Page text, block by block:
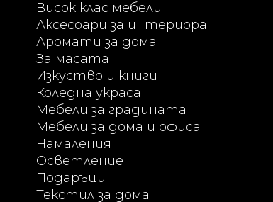
Висок клас мебели
Аксесоари за интериора
Аромати за дома
За масата
Изкуство и книги
Коледна украса
Мебели за градината
Мебели за дома и офиса
Намаления
Осветление
Подаръци
Текстил за дома